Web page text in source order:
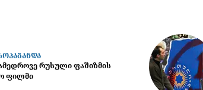
რუსული ფაშიზმის
ფილმი